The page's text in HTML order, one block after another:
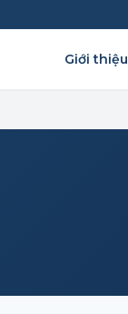
Giới thiệu